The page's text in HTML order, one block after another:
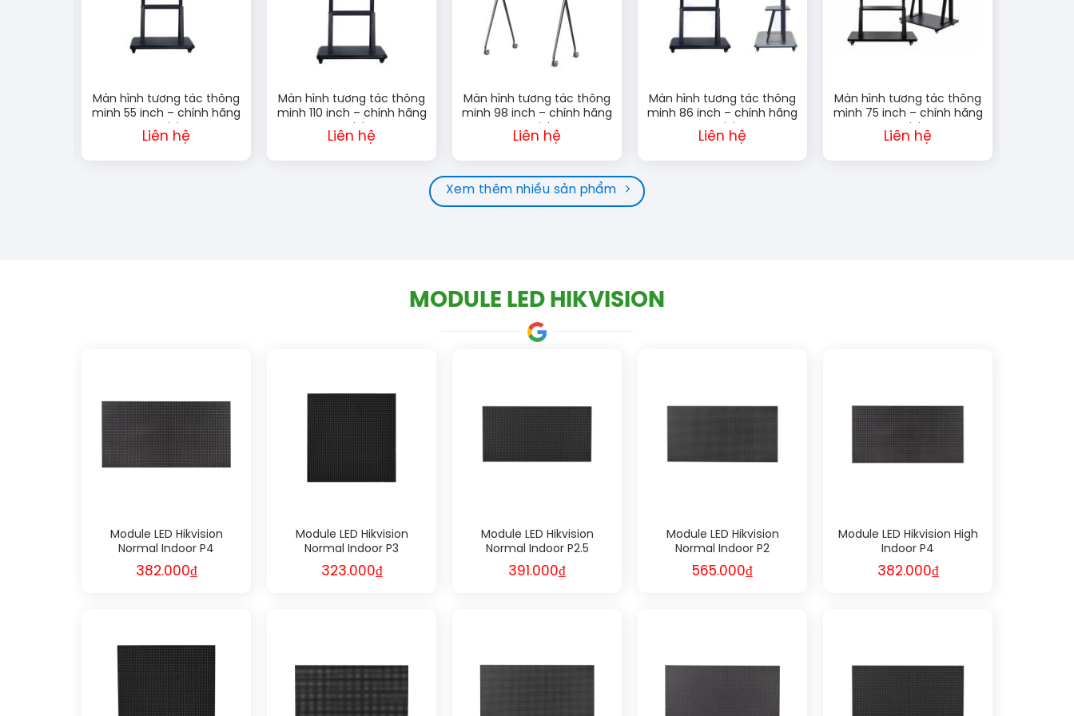
Màn hình tương tác thông
minh 55 inch – chính hãng
Lux Vision
Liên hệ
Màn hình tương tác thông
minh 110 inch – chính hãng
Lux Vision
Liên hệ
Màn hình tương tác thông
minh 98 inch – chính hãng
Lux Vision
Liên hệ
Màn hình tương tác thông
minh 86 inch – chính hãng
Lux Vision
Liên hệ
Màn hình tương tác thông
minh 75 inch – chính hãng
Lux Vision
Liên hệ
Xem thêm nhiều sản phẩm
MODULE LED HIKVISION
Module LED Hikvision
Normal Indoor P4
382.000₫
Module LED Hikvision
Normal Indoor P3
323.000₫
Module LED Hikvision
Normal Indoor P2.5
391.000₫
Module LED Hikvision
Normal Indoor P2
565.000₫
Module LED Hikvision High
Indoor P4
382.000₫